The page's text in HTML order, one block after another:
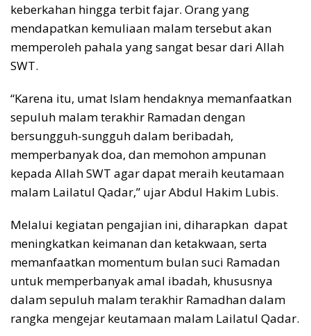
keberkahan hingga terbit fajar. Orang yang
mendapatkan kemuliaan malam tersebut akan
memperoleh pahala yang sangat besar dari Allah
SWT.
“Karena itu, umat Islam hendaknya memanfaatkan
sepuluh malam terakhir Ramadan dengan
bersungguh-sungguh dalam beribadah,
memperbanyak doa, dan memohon ampunan
kepada Allah SWT agar dapat meraih keutamaan
malam Lailatul Qadar,” ujar Abdul Hakim Lubis.
Melalui kegiatan pengajian ini, diharapkan dapat
meningkatkan keimanan dan ketakwaan, serta
memanfaatkan momentum bulan suci Ramadan
untuk memperbanyak amal ibadah, khususnya
dalam sepuluh malam terakhir Ramadhan dalam
rangka mengejar keutamaan malam Lailatul Qadar.